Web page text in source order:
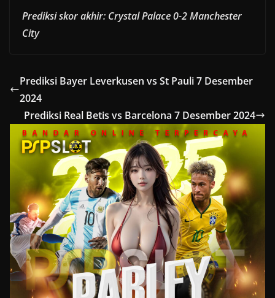
Prediksi skor akhir: Crystal Palace 0-2 Manchester
City
Prediksi Bayer Leverkusen vs St Pauli 7 Desember
2024
Prediksi Real Betis vs Barcelona 7 Desember 2024